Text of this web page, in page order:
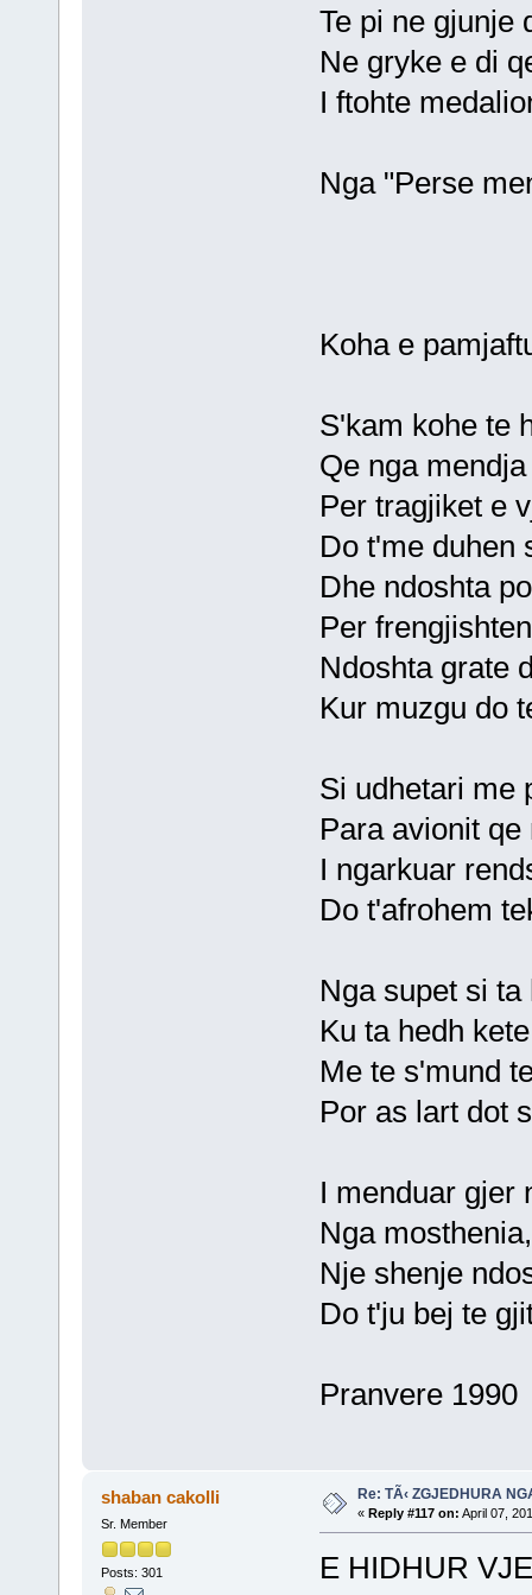
Te pi ne gjunje
Ne gryke e di
I ftohte
Nga "Perse
Koha e
S'kam kohe te
Qe nga
Per tragjiket e
Do t'me duhen
Dhe ndoshta
Per
Ndoshta grate
Kur muzgu do
Si udhetari me
Para avionit
I ngarkuar
Do t'afrohem
Nga supet si
Ku ta hedh
Me te s'mund
Por as lart dot
I menduar gjer
Nga
Nje shenje
Do t'ju bej te
Pranvere 1990
shaban cakolli
Sr. Member
Posts: 301
Re: TÃ‹ ZGJEDHURA
« Reply #117 on: April 07,
E HIDHUR